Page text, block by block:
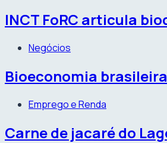
INCT FoRC articula
Negócios
Bioeconomia
Emprego e Renda
Carne de jacaré do